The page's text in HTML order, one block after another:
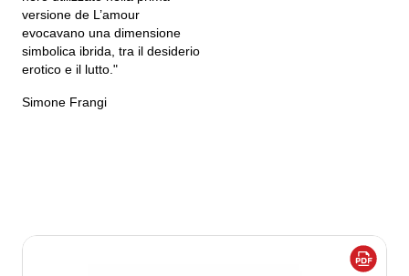
versione de L’amour
evocavano una dimensione
simbolica ibrida, tra il desiderio
erotico e il lutto."
Simone Frangi